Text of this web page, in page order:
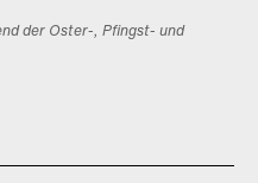
der Oster-, Pfingst- und